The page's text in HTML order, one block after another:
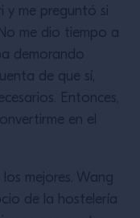
y me preguntó si
me dio tiempo a
demorando
de que sí,
Entonces,
en el
mejores. Wang
de la hostelería